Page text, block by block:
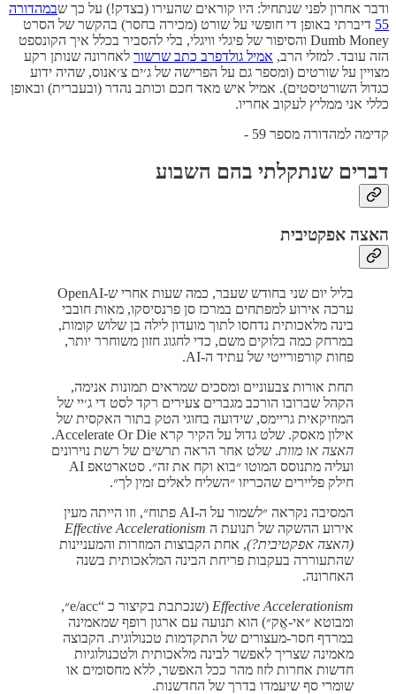
ודבר אחרון לפני שנתחיל: היו קוראים שהעירו (בצדק!) על כך שבמהדורה
55 דיברתי באופן די חופשי על שורט (מכירה בחסר) בהקשר של הסרט
Dumb Money והסיפור של פיגלי וויגלי, בלי להסביר בכלל איך הקונספט
הזה עובד. למזלי הרב, אמיל גולדפרב כתב שרשור לאחרונה שנותן רקע
מצויין על שורטים (ומספר גם על הפרישה של ג׳ים צ׳אנוס, שהיה ידוע
כגדול השורטיסטים). אמיל איש מאד חכם וכותב נהדר (ובעברית) ובאופן
כללי אני ממליץ לעקוב אחריו.
קדימה למהדורה מספר 59 -
דברים שנתקלתי בהם השבוע
האצה אפקטיבית
בליל יום שני בחודש שעבר, כמה שעות אחרי ש-OpenAI
ערכה אירוע למפתחים במרכז סן פרנסיסקו, מאות חובבי
בינה מלאכותית נדחסו לתוך מועדון לילה בן שלוש קומות,
במרחק כמה בלוקים משם, כדי לחגוג חזון משוחרר יותר,
פחות קורפורייטי של עתיד ה-AI.
תחת אורות צבעוניים ומסכים שמראים תמונות אנימה,
הקהל שברובו הורכב מגברים צעירים רקד לסט די ג׳יי של
המוזיקאית גריימס, שידועה בחוגי הטק בתור האקסית של
אילון מאסק. שלט גדול על הקיר קרא Accelerate Or Die.
האצה או מוות. שלט אחר הראה תרשים של רשת נוירונים
ועליה מתנוסס המוטו ״בוא וקח את זה״. סטארטאפ AI
חילק פליירים שהכריזו ״השליח לאלים זמין לך״.
המסיבה נקראה ״לשמור על ה-AI פתוח״, וזו הייתה מעין
אירוע ההשקה של תנועת ה Effective Accelerationism
(האצה אפקטיבית?), אחת הקבוצות המוזרות והמעניינות
שהתעוררה בעקבות פריחת הבינה המלאכותית בשנה
האחרונה.
Effective Accelerationism
(שנכתבת בקיצור כ “e/acc״,
ומבוטא ״אי-אֱק״) הוא תנועה עם ארגון רופף שמאמינה
במרדף חסר-מעצורים של התקדמות טכנולוגית. הקבוצה
מאמינה שצריך לאפשר לבינה מלאכותית ולטכנולוגיות
חדשות אחרות לזוז מהר ככל האפשר, ללא מחסומים או
שומרי סף שיעמדו בדרך של החדשנות.